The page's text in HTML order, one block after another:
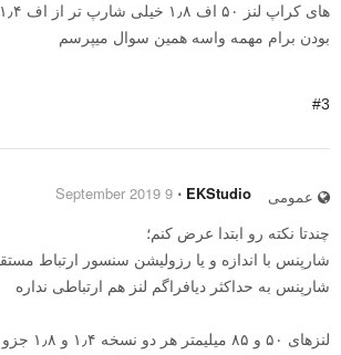
بودن برام مهمه واسه همین سوال میپرسم
#3
عمومی EKStudio
⋅
9 September 2019
چندتا نکته رو ابتدا عرض کنم؛
شارپنس با اندازه و یا رزولیشن سنسور ارتباط
شارپنس به حداکثر دیافراگم لنز هم ارتباطی نداره
لنزهای ۵۰ و